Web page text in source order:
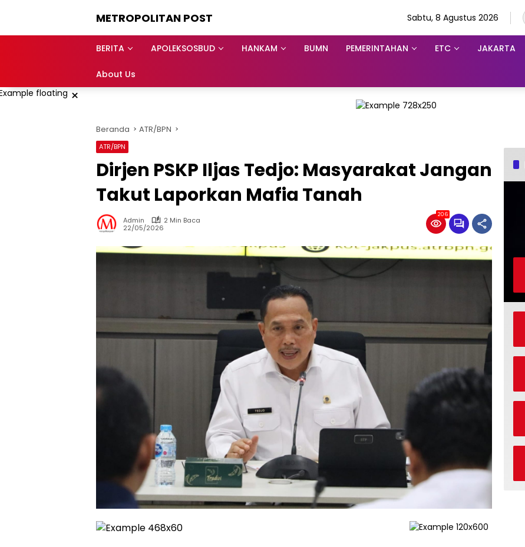
METROPOLITAN POST Sabtu, 8 Agustus 2026
BERITA APOLEKSOSBUD HANKAM BUMN PEMERINTAHAN ETC JAKARTA
About Us
×
Beranda ATR/BPN
ATR/BPN
Dirjen PSKP Iljas Tedjo: Masyarakat Jangan
Takut Laporkan Mafia Tanah
Admin
2 Min Baca
22/05/2026
206